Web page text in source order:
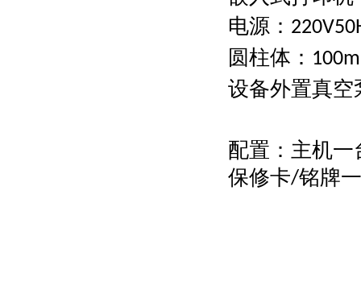
电源：
圆柱体：
设备外置真空
配置：主机
保修卡/铭牌